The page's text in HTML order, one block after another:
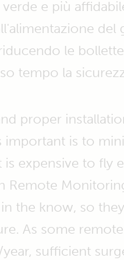
e più
del
le
tempo la
proper
important is to
is expensive to fly
Remote
the know, so
As some
sufficient